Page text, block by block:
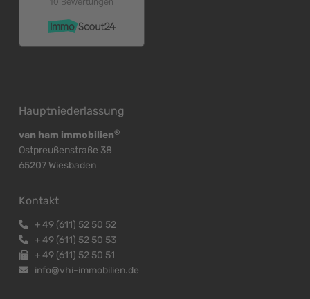
Hauptniederlassung
van ham immobilien®
Ostpreußenstraße 38
65207 Wiesbaden
Kontakt
+49 (611) 52 50 52
+49 (611) 52 50 53
+49 (611) 52 50 51
info@vhi-immobilien.de